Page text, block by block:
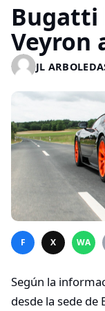
Bugatti
Veyron
JL
F X WA
Según la
desde la sede